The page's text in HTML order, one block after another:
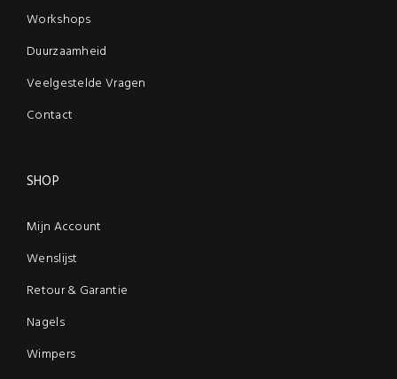
Workshops
Duurzaamheid
Veelgestelde Vragen
Contact
SHOP
Mijn Account
Wenslijst
Retour & Garantie
Nagels
Wimpers